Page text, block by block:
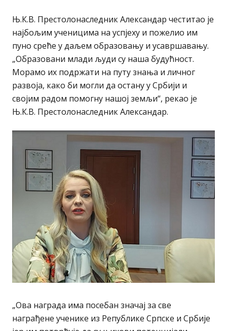
Њ.К.В. Престолонаследник Александар честитао је
најбољим ученицима на успјеху и пожелио им
пуно среће у даљем образовању и усавршавању.
„Образовани млади људи су наша будућност.
Морамо их подржати на путу знања и личног
развоја, како би могли да остану у Србији и
својим радом помогну нашој земљи“, рекао је
Њ.К.В. Престолонаследник Александар.
„Ова награда има посебан значај за све
награђене ученике из Републике Српске и Србије